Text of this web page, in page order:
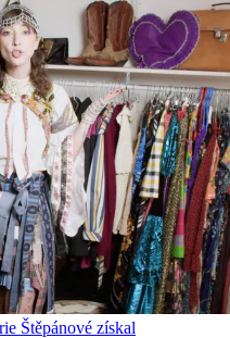
Štěpánové získal